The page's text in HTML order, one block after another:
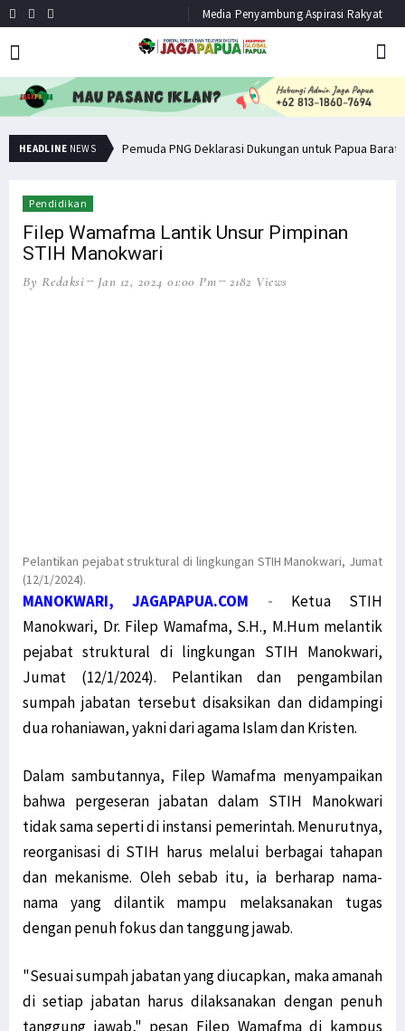
Media Penyambung Aspirasi Rakyat
HEADLINE NEWS Pemuda PNG Deklarasi Dukungan untuk Papua Barat
Pendidikan
Filep Wamafma Lantik Unsur Pimpinan
STIH Manokwari
By Redaksi Jan 12, 2024 01:00 Pm 2182 Views
Pelantikan pejabat struktural di lingkungan STIH Manokwari, Jumat
(12/1/2024).
MANOKWARI, JAGAPAPUA.COM - Ketua STIH
Manokwari, Dr. Filep Wamafma, S.H., M.Hum melantik
pejabat struktural di lingkungan STIH Manokwari,
Jumat (12/1/2024). Pelantikan dan pengambilan
sumpah jabatan tersebut disaksikan dan didampingi
dua rohaniawan, yakni dari agama Islam dan Kristen.
Dalam sambutannya, Filep Wamafma menyampaikan
bahwa pergeseran jabatan dalam STIH Manokwari
tidak sama seperti di instansi pemerintah. Menurutnya,
reorganisasi di STIH harus melalui berbagai tahapan
dan mekanisme. Oleh sebab itu, ia berharap nama-
nama yang dilantik mampu melaksanakan tugas
dengan penuh fokus dan tanggung jawab.
"Sesuai sumpah jabatan yang diucapkan, maka amanah
di setiap jabatan harus dilaksanakan dengan penuh
tanggung jawab," pesan Filep Wamafma di kampus